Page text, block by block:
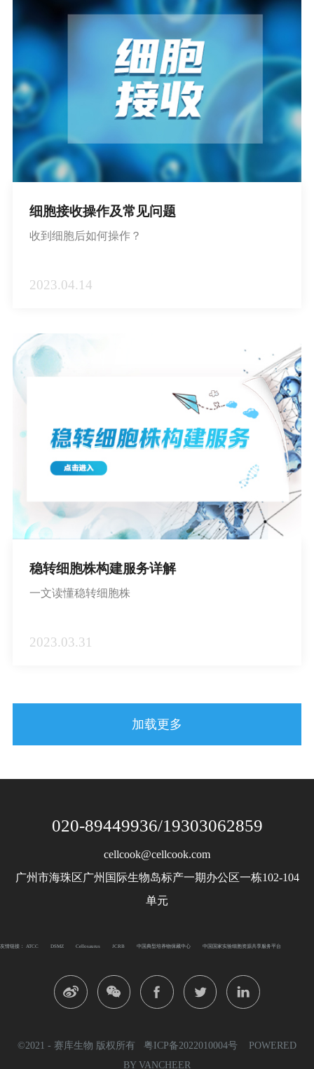
细胞接收操作及常见问题
收到细胞后如何操作？
2023.04.14
稳转细胞株构建服务详解
一文读懂稳转细胞株
2023.03.31
加载更多
020-89449936/19303062859
cellcook@cellcook.com
广州市海珠区广州国际生物岛标产一期办公区一栋102-104
单元
友情链接： ATCC DSMZ Cellosaurus JCRB 中国典型培养物保藏中心 中国国家实验细胞资源共享服务平台
©2021 - 赛库生物 版权所有 粤ICP备2022010004号
POWERED
BY VANCHEER